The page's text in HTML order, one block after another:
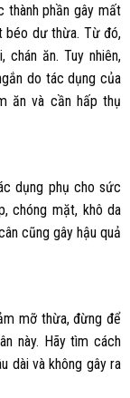
thành phần gây mất
béo dư thừa. Từ đó,
ăn. Tuy nhiên,
do tác dụng của
ăn và cần hấp thụ
dụng phụ cho sức
chóng mặt, khô da
cũng gây hậu quả
mỡ thừa, đừng để
này. Hãy tìm cách
dài và không gây ra